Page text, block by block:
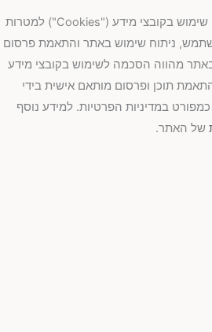
לידיעתך, באתר זה אנו עושים שימוש בקובצי מידע ("Cookies") למטרות
ניתוח שימוש באתר והתאמת פרסום
מהווה הסכמה לשימוש בקובצי מידע
תוכן ופרסום מותאם אישית בידי
במדיניות הפרטיות. למידע נוסף
האתר.